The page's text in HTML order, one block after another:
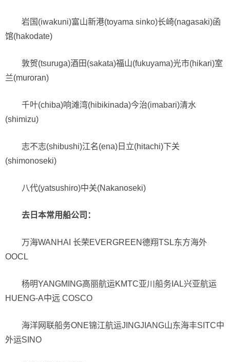
岩国(iwakuni)富山新港(toyama sinko)长崎(nagasaki)函
馆(hakodate)
敦贺(tsuruga)酒田(sakata)福山(fukuyama)光市(hikari)室
兰(muroran)
千叶(chiba)响滩湾(hibikinada)今治(imabari)清水
(shimizu)
志不志(shibushi)江名(ena)日立(hitachi)下关
(shimonoseki)
八代(yatsushiro)中关(Nakanoseki)
去日本常用船公司：
万海WANHAI 长荣EVERGREEN德翔TSL东方海外
OOCL
杨明YANGMING高丽航运KMTC亚川船务IAL兴亚航运
HUENG-A中远 COSCO
海洋网联船务ONE锦江航运JINGJIANG山东海丰SITC中
外运SINO